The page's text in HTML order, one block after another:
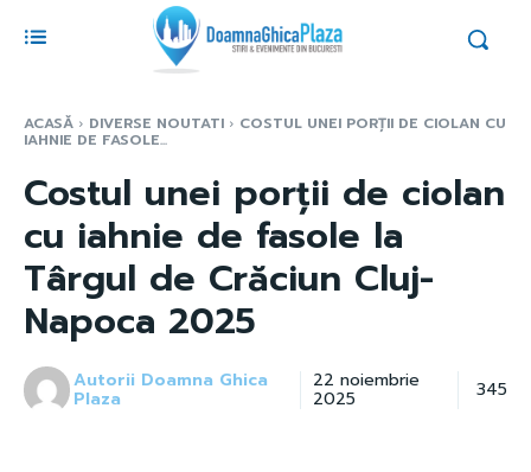
ACASĂ DIVERSE NOUTATI COSTUL UNEI PORȚII DE CIOLAN CU
IAHNIE DE FASOLE...
Costul unei porții de ciolan
cu iahnie de fasole la
Târgul de Crăciun Cluj-
Napoca 2025
Autorii Doamna Ghica
Plaza
22 noiembrie
2025 345